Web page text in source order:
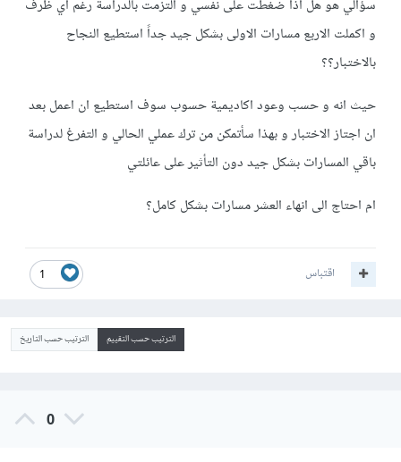
سؤالي هو هل اذا ضغطت على نفسي و التزمت بالدراسة رغم اي ظرف
و اكملت الاربع مسارات الاولى بشكل جيد جداً استطيع النجاح
بالاختبار؟؟
حيث انه و حسب وعود اكاديمية حسوب سوف استطيع ان اعمل بعد
ان اجتاز الاختبار و بهذا سأتمكن من ترك عملي الحالي و التفرغ لدراسة
باقي المسارات بشكل جيد دون التأثير على عائلتي
ام احتاج الى انهاء العشر مسارات بشكل كامل؟
1 اقتباس
الترتيب حسب التقييم الترتيب حسب التاريخ
0